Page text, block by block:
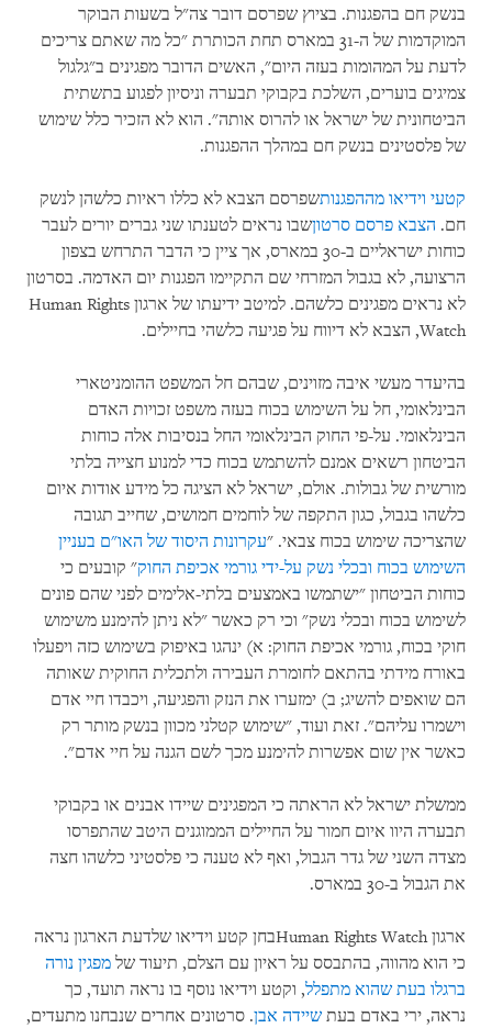
בנשק חם בהפגנות. בציוץ שפרסם דובר צה"ל בשעות הבוקר
המוקדמות של ה-31 במארס תחת הכותרת "כל מה שאתם צריכים
לדעת על המהומות בעזה היום", האשים הדובר מפגינים ב"גלגול
צמיגים בוערים, השלכת בקבוקי תבערה וניסיון לפגוע בתשתית
הביטחונית של ישראל או להרוס אותה". הוא לא הזכיר כלל שימוש
של פלסטינים בנשק חם במהלך ההפגנות.
קטעי וידיאו מההפגנותשפרסם הצבא לא כללו ראיות כלשהן לנשק
חם. הצבא פרסם סרטוןשבו נראים לטענתו שני גברים יורים לעבר
כוחות ישראליים ב-30 במארס, אך ציין כי הדבר התרחש בצפון
הרצועה, לא בגבול המזרחי שם התקיימו הפגנות יום האדמה. בסרטון
לא נראים מפגינים כלשהם. למיטב ידיעתו של ארגון Human Rights
Watch, הצבא לא דיווח על פגיעה כלשהי בחיילים.
בהיעדר מעשי איבה מזוינים, שבהם חל המשפט ההומניטארי
הבינלאומי, חל על השימוש בכוח בעזה משפט זכויות האדם
הבינלאומי. על-פי החוק הבינלאומי החל בנסיבות אלה כוחות
הביטחון רשאים אמנם להשתמש בכוח כדי למנוע חצייה בלתי
מורשית של גבולות. אולם, ישראל לא הציגה כל מידע אודות איום
כלשהו בגבול, כגון התקפה של לוחמים חמושים, שחייב תגובה
שהצריכה שימוש בכוח צבאי. "עקרונות היסוד של האו"ם בעניין
השימוש בכוח ובכלי נשק על-ידי גורמי אכיפת החוק" קובעים כי
כוחות הביטחון "ישתמשו באמצעים בלתי-אלימים לפני שהם פונים
לשימוש בכוח ובכלי נשק" וכי רק כאשר "לא ניתן להימנע משימוש
חוקי בכוח, גורמי אכיפת החוק: א) ינהגו באיפוק בשימוש כזה ויפעלו
באורח מידתי בהתאם לחומרת העבירה ולתכלית החוקית שאותה
הם שואפים להשיג; ב) ימזערו את הנזק והפגיעה, ויכבדו חיי אדם
וישמרו עליהם". זאת ועוד, "שימוש קטלני מכוון בנשק מותר רק
כאשר אין שום אפשרות להימנע מכך לשם הגנה על חיי אדם".
ממשלת ישראל לא הראתה כי המפגינים שיידו אבנים או בקבוקי
תבערה היוו איום חמור על החיילים הממוגנים היטב שהתפרסו
מצדה השני של גדר הגבול, ואף לא טענה כי פלסטיני כלשהו חצה
את הגבול ב-30 במארס.
ארגון Human Rights Watchבחן קטע וידיאו שלדעת הארגון נראה
כי הוא מהווה, בהתבסס על ראיון עם הצלם, תיעוד של מפגין נורה
ברגלו בעת שהוא מתפלל, וקטע וידיאו נוסף בו נראה תועד, כך
נראה, ירי באדם בעת שיידה אבן. סרטונים אחרים שנבחנו מתעדים,